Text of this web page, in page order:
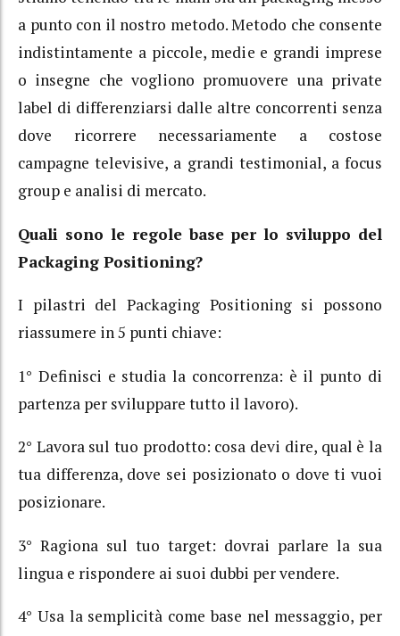
a punto con il nostro metodo. Metodo che consente
indistintamente a piccole, medie e grandi imprese
o insegne che vogliono promuovere una private
label di differenziarsi dalle altre concorrenti senza
dove ricorrere necessariamente a costose
campagne televisive, a grandi testimonial, a focus
group e analisi di mercato.
Quali sono le regole base per lo sviluppo del
Packaging Positioning?
I pilastri del Packaging Positioning si possono
riassumere in 5 punti chiave:
1° Definisci e studia la concorrenza: è il punto di
partenza per sviluppare tutto il lavoro).
2° Lavora sul tuo prodotto: cosa devi dire, qual è la
tua differenza, dove sei posizionato o dove ti vuoi
posizionare.
3° Ragiona sul tuo target: dovrai parlare la sua
lingua e rispondere ai suoi dubbi per vendere.
4° Usa la semplicità come base nel messaggio, per